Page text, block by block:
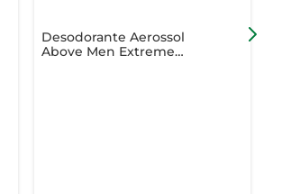
Desodorante Aerossol
Above Men Extreme